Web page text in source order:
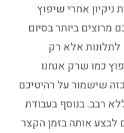
ניקיון אחרי שיפוץ
מרוצים ביותר בסיום
אלא רק
כמו שרק אנחנו
שישמור על רהיטיכם
רבב. בנוסף בעבודת
לבצע אותה בזמן הקצר